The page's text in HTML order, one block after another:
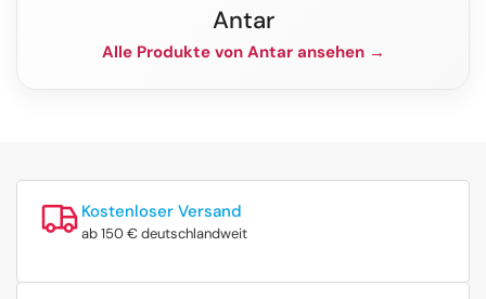
Antar
Alle Produkte von Antar ansehen →
Kostenloser Versand
ab 150 € deutschlandweit